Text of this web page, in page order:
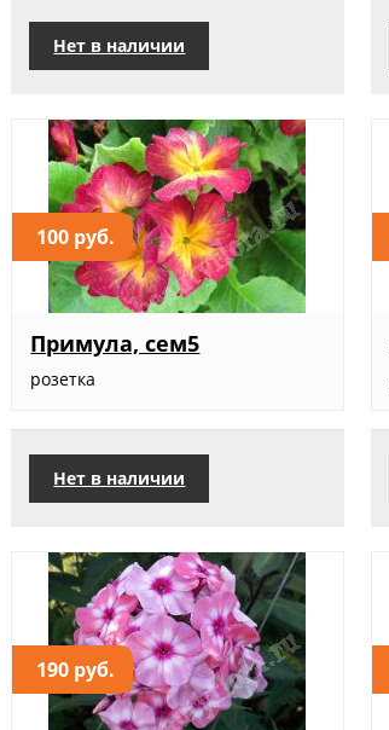
Нет в наличии
100 руб.
Примула, сем5
розетка
Нет в наличии
190 руб.